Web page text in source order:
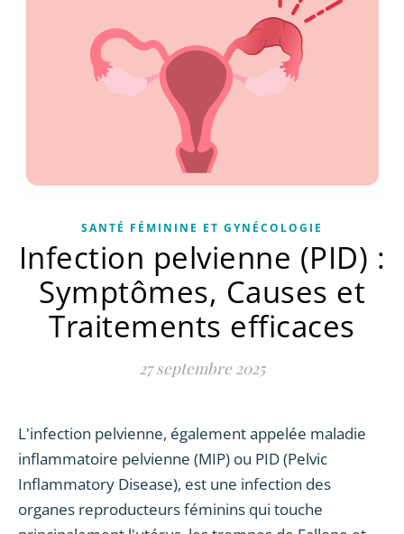
SANTÉ FÉMININE ET GYNÉCOLOGIE
Infection pelvienne (PID) :
Symptômes, Causes et
Traitements efficaces
27 septembre 2025
L'infection pelvienne, également appelée maladie
inflammatoire pelvienne (MIP) ou PID (Pelvic
Inflammatory Disease), est une infection des
organes reproducteurs féminins qui touche